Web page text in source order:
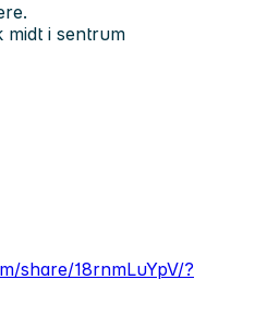
midt i sentrum
share/18rnmLuYpV/?